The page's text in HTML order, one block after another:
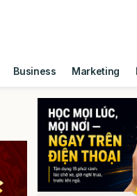
Business Marketing